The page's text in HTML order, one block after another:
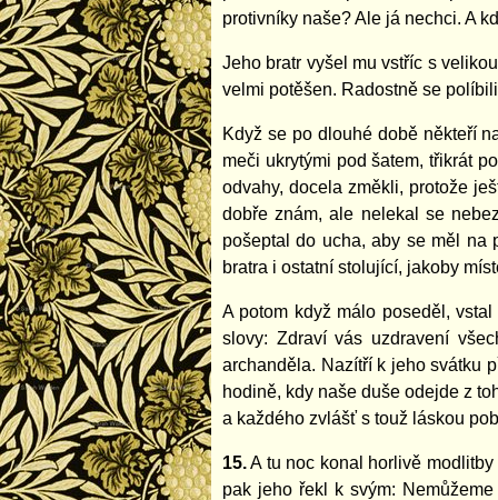
protivníky naše? Ale já nechci. A
Jeho bratr vyšel mu vstříc s
velmi potěšen. Radostně se
Když se po dlouhé době někteří
meči ukrytými pod šatem, třikrát
odvahy, docela změkli, protože
dobře znám, ale nelekal se
pošeptal do ucha, aby se měl na
bratra i ostatní stolující, jakoby
A potom když málo poseděl,
slovy: Zdraví vás uzdravení
archanděla. Nazítří k jeho svátku
hodině, kdy naše duše odejde z
a každého zvlášť s touž láskou
15.A tu noc konal horlivě
pak jeho řekl k svým: